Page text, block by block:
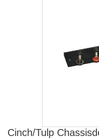
Cinch/Tulp